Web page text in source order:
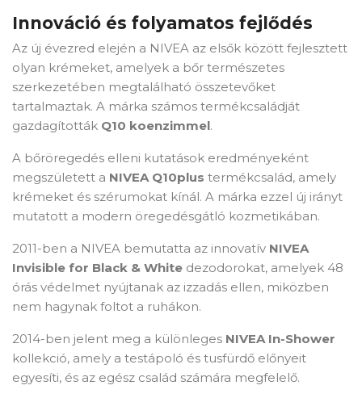
Innováció és folyamatos fejlődés
Az új évezred elején a NIVEA az elsők között fejlesztett
olyan krémeket, amelyek a bőr természetes
szerkezetében megtalálható összetevőket
tartalmaztak. A márka számos termékcsaládját
gazdagították Q10 koenzimmel.
A bőröregedés elleni kutatások eredményeként
megszületett a NIVEA Q10plus termékcsalád, amely
krémeket és szérumokat kínál. A márka ezzel új irányt
mutatott a modern öregedésgátló kozmetikában.
2011-ben a NIVEA bemutatta az innovatív NIVEA
Invisible for Black & White dezodorokat, amelyek 48
órás védelmet nyújtanak az izzadás ellen, miközben
nem hagynak foltot a ruhákon.
2014-ben jelent meg a különleges NIVEA In-Shower
kollekció, amely a testápoló és tusfürdő előnyeit
egyesíti, és az egész család számára megfelelő.